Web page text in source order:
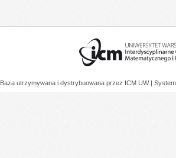
Baza utrzymywana i dystrybuowana przez ICM UW |